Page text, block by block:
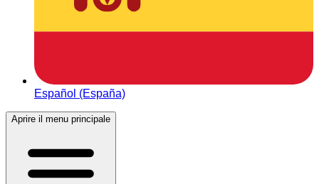
Español (España)
Aprire il menu principale